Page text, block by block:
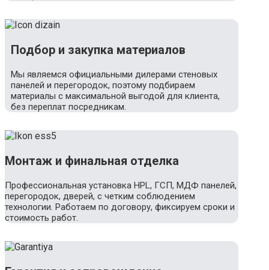
Подбор и закупка материалов
Мы являемся официальными дилерами стеновых
панелей и перегородок, поэтому подбираем
материалы с максимальной выгодой для клиента,
без переплат посредникам.
Монтаж и финальная отделка
Профессиональная установка HPL, ГСП, МДФ панелей,
перегородок, дверей, с четким соблюдением
технологии. Работаем по договору, фиксируем сроки и
стоимость работ.